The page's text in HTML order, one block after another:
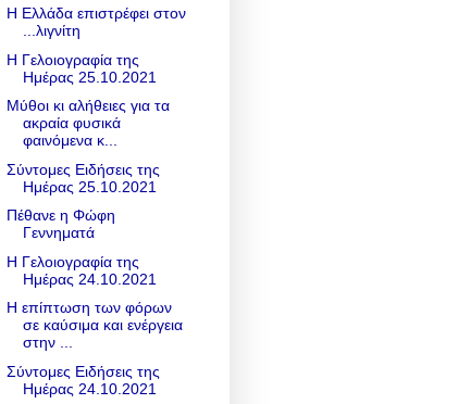
Η Ελλάδα επιστρέφει στον
...λιγνίτη
Η Γελοιογραφία της
Ημέρας 25.10.2021
Mύθοι κι αλήθειες για τα
ακραία φυσικά
φαινόμενα κ...
Σύντομες Ειδήσεις της
Ημέρας 25.10.2021
Πέθανε η Φώφη
Γεννηματά
Η Γελοιογραφία της
Ημέρας 24.10.2021
Η επίπτωση των φόρων
σε καύσιμα και ενέργεια
στην ...
Σύντομες Ειδήσεις της
Ημέρας 24.10.2021